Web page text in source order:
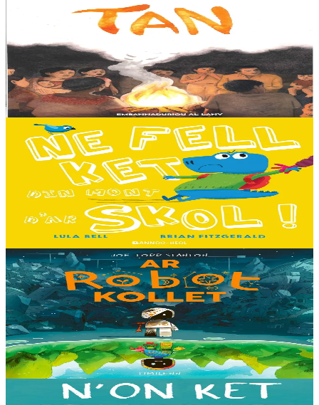
E penn uhelañ an torgennoù glas, lec'h ma vez goloet ar menezioù
gant latar ar beurevezhioù disafar, eo kludet ar gêriadennig vaya
anvet Sakamch'en. En tu all...
Er stok11,00 €
3 bloaz hag ouzhpenn
Bannoù-heol
Ne fell ket din mont d'ar skol !
Hiziv emañ devezh skol kentañ Logodennig ha Dinosaorig. Ne fell
ket dezho mont, tamm ebet ! Pa grogo ar c'hentelioù avat e vo ur
pezh mell souezhenn....
13,00 €
8 vloaz hag ouzhpenn
Timilenn
Ar Robot kollet
E kreiz-kreiz un toull-lastez... ez eus ur robotig torret o tihuniñ. N’en
deus ket soñj eus pelec’h eo deuet nag abaoe pegeit emañ aze, met
gouzout a ra n’eo...
Er stok14,00 €
3 bloaz hag ouzhpenn
Bannoù-heol